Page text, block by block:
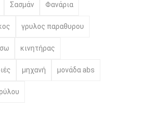
Σασμάν Φανάρια
γρυλος παραθυρου
κινητήρας
μηχανή μονάδα abs